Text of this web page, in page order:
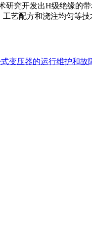
研究开发出H级绝缘的
艺配方和浇注均匀等
变压器的运行维护和故